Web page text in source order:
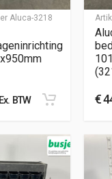
Aluca-3218
BTW €